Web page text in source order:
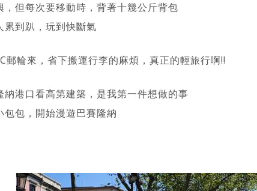
，但每次要移動時，背著十幾公斤背包
累到趴，玩到快斷氣
郵輪來，省下搬運行李的麻煩，真正的輕旅行啊!!
納港口看高第建築，是我第一件想做的事
包包，開始漫遊巴賽隆納